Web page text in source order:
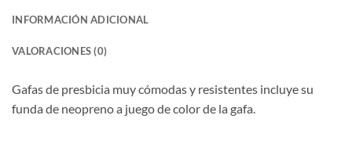
INFORMACIÓN ADICIONAL
VALORACIONES (0)
Gafas de presbicia muy cómodas y resistentes incluye su
funda de neopreno a juego de color de la gafa.